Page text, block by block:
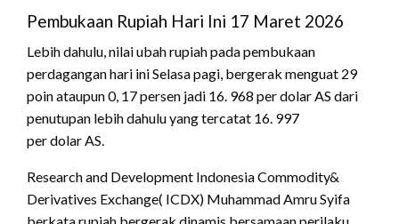
Pembukaan Rupiah Hari Ini 17 Maret 2026
Lebih dahulu, nilai ubah rupiah pada pembukaan
perdagangan hari ini Selasa pagi, bergerak menguat 29
poin ataupun 0, 17 persen jadi 16. 968 per dolar AS dari
penutupan lebih dahulu yang tercatat 16. 997
per dolar AS.
Research and Development Indonesia Commodity&
Derivatives Exchange( ICDX) Muhammad Amru Syifa